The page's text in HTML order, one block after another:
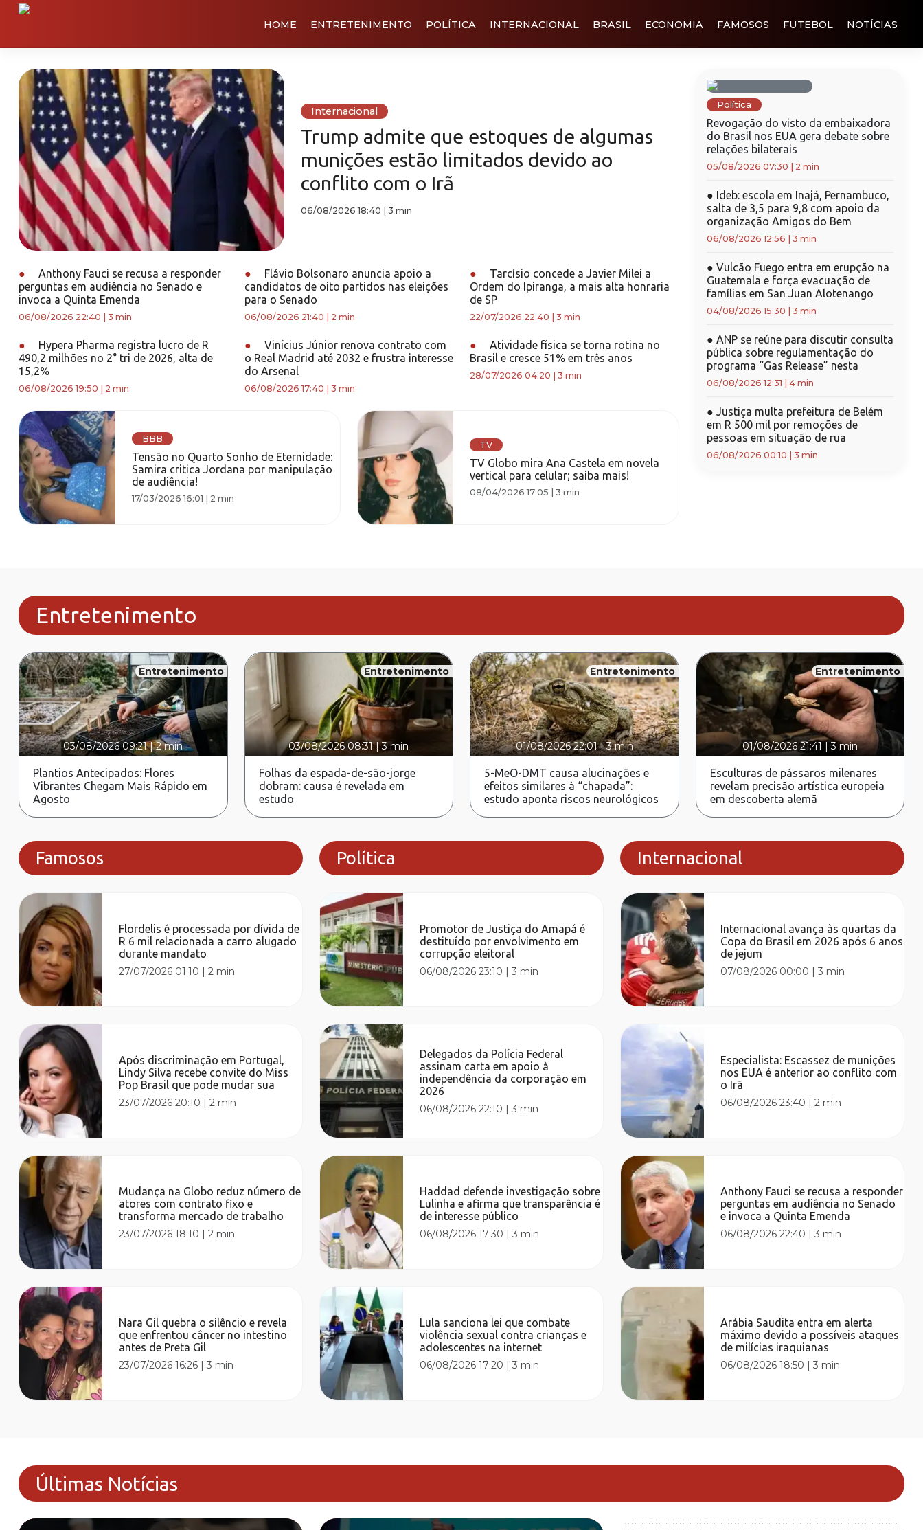
HOME ENTRETENIMENTO POLÍTICA INTERNACIONAL BRASIL ECONOMIA FAMOSOS FUTEBOL NOTÍCIAS
Internacional
Trump admite que estoques de algumas
munições estão limitados devido ao
conflito com o Irã
06/08/2026 18:40 3 min
●
Anthony Fauci se recusa a responder
perguntas em audiência no Senado e
invoca a Quinta Emenda
06/08/2026 22:40 3 min
●
Flávio Bolsonaro anuncia apoio a
candidatos de oito partidos nas eleições
para o Senado
06/08/2026 21:40 2 min
●
Tarcísio concede a Javier Milei a
Ordem do Ipiranga, a mais alta honraria
de SP
22/07/2026 22:40 3 min
●
Hypera Pharma registra lucro de R
490,2 milhões no 2° tri de 2026, alta de
15,2%
06/08/2026 19:50 2 min
●
Vinícius Júnior renova contrato com
o Real Madrid até 2032 e frustra interesse
do Arsenal
06/08/2026 17:40 3 min
●
Atividade física se torna rotina no
Brasil e cresce 51% em três anos
28/07/2026 04:20 3 min
BBB
Tensão no Quarto Sonho de Eternidade:
Samira critica Jordana por manipulação
de audiência!
17/03/2026 16:01 | 2 min
TV
TV Globo mira Ana Castela em novela
vertical para celular; saiba mais!
08/04/2026 17:05 |3 min
Política
Revogação do visto da embaixadora
do Brasil nos EUA gera debate sobre
relações bilaterais
05/08/2026 07:30 2 min
● Ideb: escola em Inajá, Pernambuco,
salta de 3,5 para 9,8 com apoio da
organização Amigos do Bem
06/08/2026 12:56 3 min
● Vulcão Fuego entra em erupção na
Guatemala e força evacuação de
famílias em San Juan Alotenango
04/08/2026 15:30 3 min
● ANP se reúne para discutir consulta
pública sobre regulamentação do
programa “Gas Release” nesta
06/08/2026 12:31 4 min
● Justiça multa prefeitura de Belém
em R 500 mil por remoções de
pessoas em situação de rua
06/08/2026 00:10 3 min
Entretenimento
Entretenimento
03/08/2026 09:21|2 min
Plantios Antecipados: Flores
Vibrantes Chegam Mais Rápido em
Agosto
Entretenimento
03/08/2026 08:31|3 min
Folhas da espada-de-são-jorge
dobram: causa é revelada em
estudo
Entretenimento
01/08/2026 22:01|3 min
5-MeO-DMT causa alucinações e
efeitos similares à “chapada”:
estudo aponta riscos neurológicos
Entretenimento
01/08/2026 21:41 |3 min
Esculturas de pássaros milenares
revelam precisão artística europeia
em descoberta alemã
Famosos
Flordelis é processada por dívida de
R 6 mil relacionada a carro alugado
durante mandato
27/07/2026 01:10 |2 min
Após discriminação em Portugal,
Lindy Silva recebe convite do Miss
Pop Brasil que pode mudar sua
23/07/2026 20:10 |2 min
Mudança na Globo reduz número de
atores com contrato fixo e
transforma mercado de trabalho
23/07/2026 18:10 |2 min
Nara Gil quebra o silêncio e revela
que enfrentou câncer no intestino
antes de Preta Gil
23/07/2026 16:26 |3 min
Política
Promotor de Justiça do Amapá é
destituído por envolvimento em
corrupção eleitoral
06/08/2026 23:10 |3 min
Delegados da Polícia Federal
assinam carta em apoio à
independência da corporação em
2026
06/08/2026 22:10 |3 min
Haddad defende investigação sobre
Lulinha e afirma que transparência é
de interesse público
06/08/2026 17:30 |3 min
Lula sanciona lei que combate
violência sexual contra crianças e
adolescentes na internet
06/08/2026 17:20 |3 min
Internacional
Internacional avança às quartas da
Copa do Brasil em 2026 após 6 anos
de jejum
07/08/2026 00:00 |3 min
Especialista: Escassez de munições
nos EUA é anterior ao conflito com
o Irã
06/08/2026 23:40 |2 min
Anthony Fauci se recusa a responder
perguntas em audiência no Senado
e invoca a Quinta Emenda
06/08/2026 22:40 |3 min
Arábia Saudita entra em alerta
máximo devido a possíveis ataques
de milícias iraquianas
06/08/2026 18:50 |3 min
Últimas Notícias